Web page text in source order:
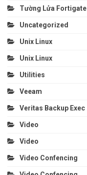
Tường Lửa Fortigate
Uncategorized
Unix Linux
Unix Linux
Utilities
Veeam
Veritas Backup Exec
Video
Video
Video Confencing